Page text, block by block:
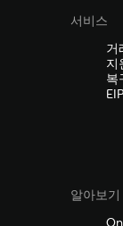
서비스
거
지
복
알아보기